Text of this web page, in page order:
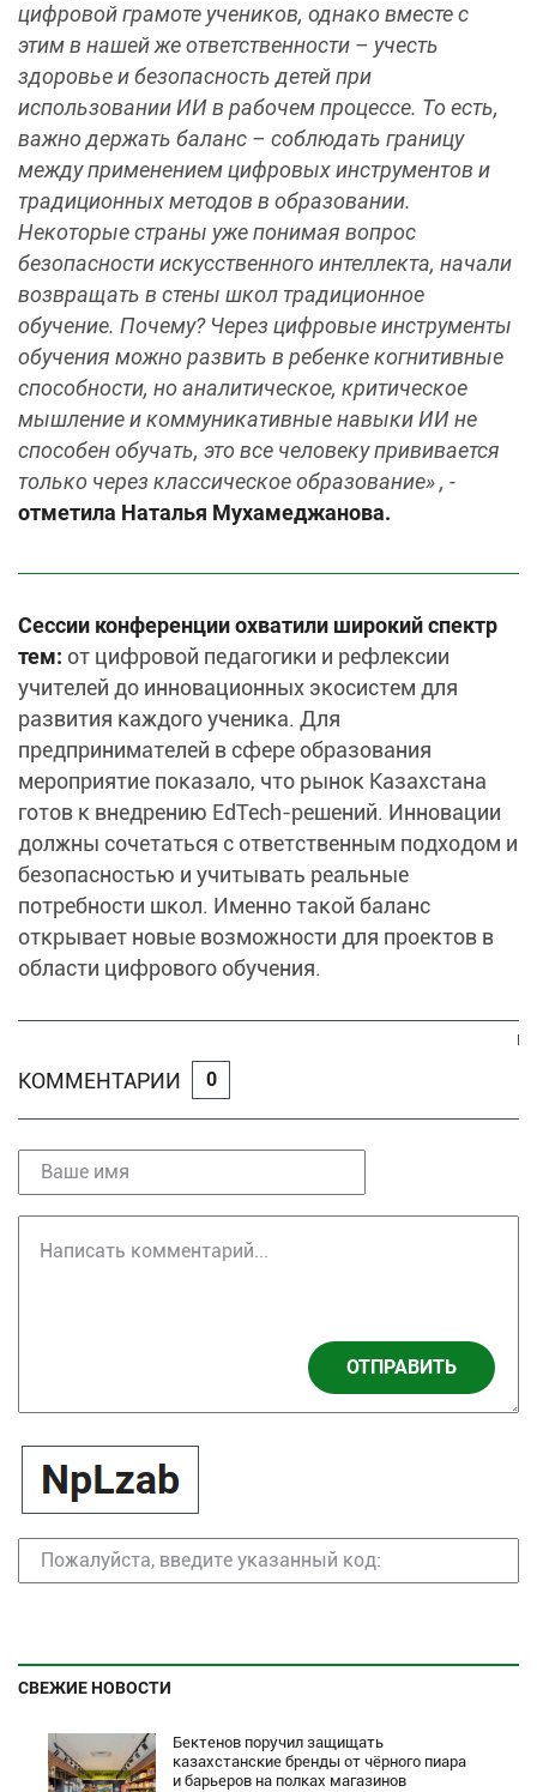
цифровой грамоте учеников, однако вместе с
этим в нашей же ответственности – учесть
здоровье и безопасность детей при
использовании ИИ в рабочем процессе. То есть,
важно держать баланс – соблюдать границу
между применением цифровых инструментов и
традиционных методов в образовании.
Некоторые страны уже понимая вопрос
безопасности искусственного интеллекта, начали
возвращать в стены школ традиционное
обучение. Почему? Через цифровые инструменты
обучения можно развить в ребенке когнитивные
способности, но аналитическое, критическое
мышление и коммуникативные навыки ИИ не
способен обучать, это все человеку прививается
только через классическое образование» , -
отметила Наталья Мухамеджанова.
Сессии конференции охватили широкий спектр
тем: от цифровой педагогики и рефлексии
учителей до инновационных экосистем для
развития каждого ученика. Для
предпринимателей в сфере образования
мероприятие показало, что рынок Казахстана
готов к внедрению EdTech-решений. Инновации
должны сочетаться с ответственным подходом и
безопасностью и учитывать реальные
потребности школ. Именно такой баланс
открывает новые возможности для проектов в
области цифрового обучения.
КОММЕНТАРИИ 0
ОТПРАВИТЬ
СВЕЖИЕ НОВОСТИ
Бектенов поручил защищать
казахстанские бренды от чёрного пиара
и барьеров на полках магазинов